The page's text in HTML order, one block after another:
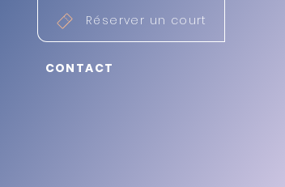
Réserver un court
CONTACT